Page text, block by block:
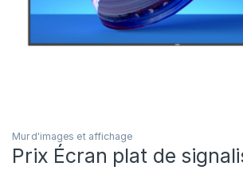
Mur d'images et affichage
Prix Écran plat de